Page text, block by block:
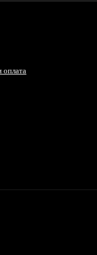
оплата